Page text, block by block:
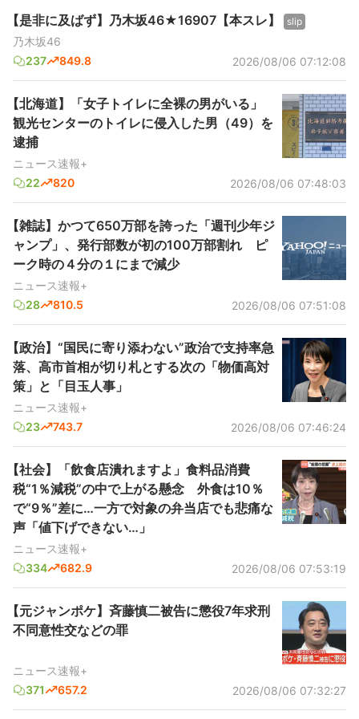
【是非に及ばず】乃木坂46★16907【本スレ】 slip
乃木坂46
237
849.8 2026/08/06 07:12:08
【北海道】「女子トイレに全裸の男がいる」
観光センターのトイレに侵入した男（49）を
逮捕
ニュース速報+
22
820 2026/08/06 07:48:03
【雑誌】かつて650万部を誇った「週刊少年ジ
ャンプ」、発行部数が初の100万部割れ ピ
ーク時の４分の１にまで減少
ニュース速報+
28
810.5 2026/08/06 07:51:08
【政治】“国民に寄り添わない”政治で支持率急
落、高市首相が切り札とする次の「物価高対
策」と「目玉人事」
ニュース速報+
23
743.7 2026/08/06 07:46:24
【社会】「飲食店潰れますよ」食料品消費
税“1％減税”の中で上がる懸念 外食は10％
で“9％”差に…一方で対象の弁当店でも悲痛な
声「値下げできない…」
ニュース速報+
334
682.9 2026/08/06 07:53:19
【元ジャンポケ】斉藤慎二被告に懲役7年求刑
不同意性交などの罪
ニュース速報+
371
657.2 2026/08/06 07:32:27